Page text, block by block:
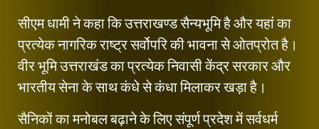
सीएम धामी ने कहा कि उत्तराखण्ड सैन्यभूमि है और यहां का
प्रत्येक नागरिक राष्ट्र सर्वोपरि की भावना से ओतप्रोत है।
वीर भूमि उत्तराखंड का प्रत्येक निवासी केंद्र सरकार और
भारतीय सेना के साथ कंधे से कंधा मिलाकर खड़ा है।
सैनिकों का मनोबल बढ़ाने के लिए संपूर्ण प्रदेश में सर्वधर्म